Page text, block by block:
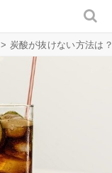
> 炭酸が抜けない方法は